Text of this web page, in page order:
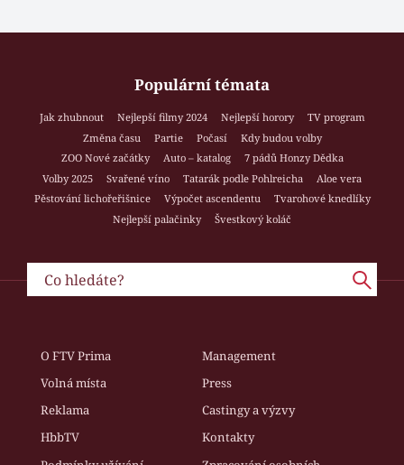
Populární témata
Jak zhubnout Nejlepší filmy 2024 Nejlepší horory
TV program
Změna času
Partie Počasí
Kdy budou volby
ZOO Nové začátky
Auto – katalog
7 pádů Honzy Dědka
Volby 2025
Svařené víno Tatarák podle Pohlreicha
Aloe vera
Pěstování lichořeřišnice
Výpočet ascendentu
Tvarohové knedlíky
Nejlepší palačinky
Švestkový koláč
O FTV Prima
Management
Volná místa
Press
Reklama
Castingy a výzvy
HbbTV
Kontakty